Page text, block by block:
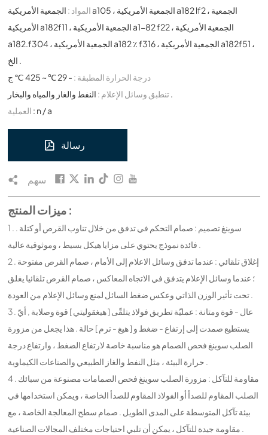
المواد : الجمعية الأمريكية a105 ، الجمعية الأمريكية a182 lf2 ، الجمعية
الأمريكية a182f11 ، الجمعية الأمريكية a1-82 f22 ، الجمعية الأمريكية
a182.f304 ، الجمعية الأمريكية a182 ٪ f316 ، الجمعية الأمريكية a182f51 ،
الخ .
درجة الحرارة المطبقة : - 29 ℃ ~ 425 ℃ ج
تنطبق وسائل الإعلام :النفط والغاز والمياه والبخار .
العملية : n / a
رسالة
سهم
ميزات المنتج :
1 . سوينغ تصميم : صمام التحكم في تدفق من خلال تناوب القرص أو كتلة .
فائدة نموذج يحتوي على مزايا هيكل بسيط ، وموثوقية عالية .
2 . إغلاق تلقائي : عندما تدفق وسائل الاعلام إلى الأمام ، صمام القرص مفتوحة
؛ عندما وسائل الإعلام يتدفق في الاتجاه المعاكس ، صمام القرص تلقائيا يغلق
تحت تأثير الوزن الذاتي وعكس ضغط السائل لمنع وسائل الإعلام من العودة .
3 . عال - قوة ومتانة : عمليّة تطريق فولاذ يتلقّى [ هيغقوليتي ] قوة وصلابة , أيّ
يستطيع صمدت إلى إرتفاع - ضغط و [ هيغ - ترم ] حالة . هذا يجعل من مزورة
الصلب سوينغ فحص الصمام هو مناسبة خاصة لارتفاع الضغط ، وارتفاع درجة
حرارة البيئة ، مثل النفط والغاز الطبيعي والصناعات الكيماوية .
4 . مقاومة للتآكل : مزورة الصلب سوينغ فحص الصمامات مصنوعة من سبائك
الصلب المقاوم للصدأ أو الفولاذ المقاوم للصدأ الخاصة ، ويمكن استخدامها في
بيئة تآكل المتوسطة على المدى الطويل . صمام سطح المعالجة الخاصة ، مع
مقاومة جيدة للتآكل ، يمكن أن تلبي احتياجات مختلف المجالات الصناعية .